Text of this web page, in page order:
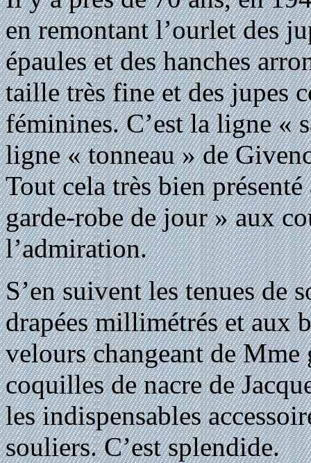
en remontant l’ourlet des
épaules et des hanches
taille très fine et des jupes
féminines. C’est la ligne «
ligne « tonneau » de
Tout cela très bien
garde-robe de jour » aux
l’admiration.
S’en suivent les tenues de
drapées millimétrés et aux
velours changeant de
coquilles de nacre de
les indispensables
souliers. C’est splendide.